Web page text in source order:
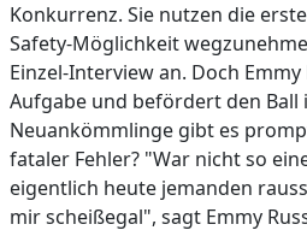
Konkurrenz. Sie nutzen die
Safety-Möglichkeit
Einzel-Interview an. Doch
Aufgabe und befördert den Ball
Neuankömmlinge gibt es
fataler Fehler? "War nicht so
eigentlich heute jemanden
mir scheißegal", sagt Emmy